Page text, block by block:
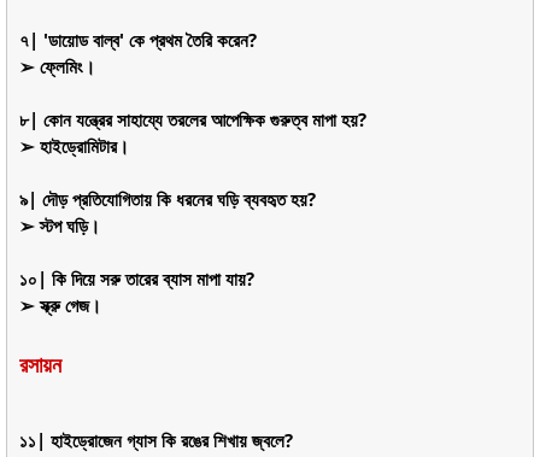
৭| 'ডায়োড বাল্ব' কে প্রথম তৈরি করেন?
➢ ফ্লেমিং।
৮| কোন যন্ত্রের সাহায্যে তরলের আপেক্ষিক গুরুত্ব মাপা হয়?
➢ হাইড্রোমিটার।
৯| দৌড় প্রতিযোগিতায় কি ধরনের ঘড়ি ব্যবহৃত হয়?
➢ স্টপ ঘড়ি।
১০| কি দিয়ে সরু তারের ব্যাস মাপা যায়?
➢ স্ক্রু গেজ।
রসায়ন
১১| হাইড্রোজেন গ্যাস কি রঙের শিখায় জ্বলে?